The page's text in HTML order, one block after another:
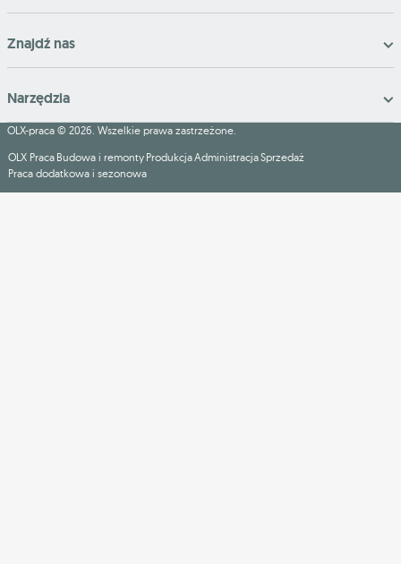
Znajdź nas
Narzędzia
OLX-praca © 2026. Wszelkie prawa zastrzeżone.
OLX Praca Budowa i remonty ProdukcjaAdministracjaSprzedaż
Praca dodatkowa i sezonowa